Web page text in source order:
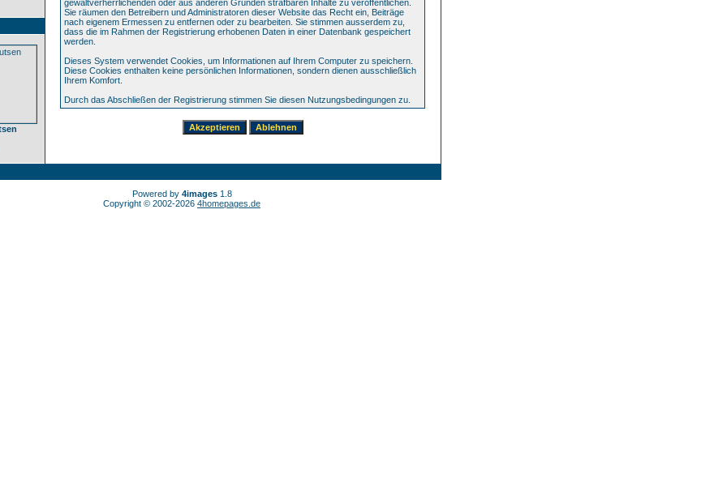
gewaltverherrlichenden oder aus anderen Gründen strafbaren Inhalte zu veröffentlichen.
Sie räumen den Betreibern und Administratoren dieser Website das Recht ein, Beiträge
nach eigenem Ermessen zu entfernen oder zu bearbeiten. Sie stimmen ausserdem zu,
dass die im Rahmen der Registrierung erhobenen Daten in einer Datenbank gespeichert
werden.
Dieses System verwendet Cookies, um Informationen auf Ihrem Computer zu speichern.
Diese Cookies enthalten keine persönlichen Informationen, sondern dienen ausschließlich
Ihrem Komfort.
Durch das Abschließen der Registrierung stimmen Sie diesen Nutzungsbedingungen zu.
Powered by 4images1.8
Copyright © 2002-2026 4homepages.de